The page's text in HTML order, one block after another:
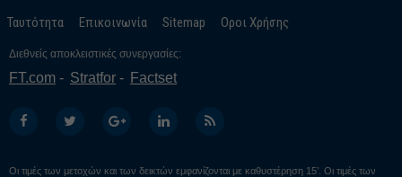
Ταυτότητα Επικοινωνία Sitemap Οροι Χρήσης
Διεθνείς αποκλειστικές συνεργασίες:
FT.com Stratfor Factset
Οι τιμές των μετοχών και των δεικτών εμφανίζονται με καθυστέρηση 15’. Οι τιμές των